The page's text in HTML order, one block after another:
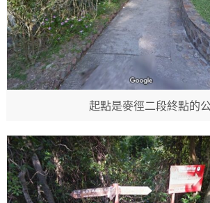
起點是麥徑二段終點的